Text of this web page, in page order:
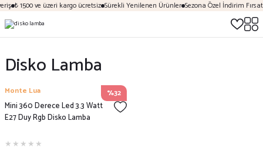
₺ 1500 ve üzeri kargo ücretsiz Sürekli Yenilenen Ürünler Sezona Özel İndirim
Disko Lamba
%32
Monte Lua
Mini 360 Derece Led 3.3 Watt
E27 Duy Rgb Disko Lamba